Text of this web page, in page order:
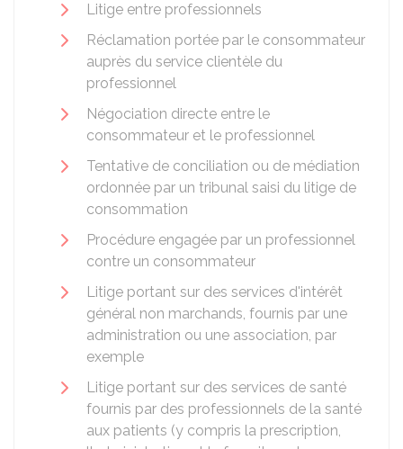
Litige entre professionnels
Réclamation portée par le consommateur
auprès du service clientèle du
professionnel
Négociation directe entre le
consommateur et le professionnel
Tentative de conciliation ou de médiation
ordonnée par un tribunal saisi du litige de
consommation
Procédure engagée par un professionnel
contre un consommateur
Litige portant sur des services d'intérêt
général non marchands, fournis par une
administration ou une association, par
exemple
Litige portant sur des services de santé
fournis par des professionnels de la santé
aux patients (y compris la prescription,